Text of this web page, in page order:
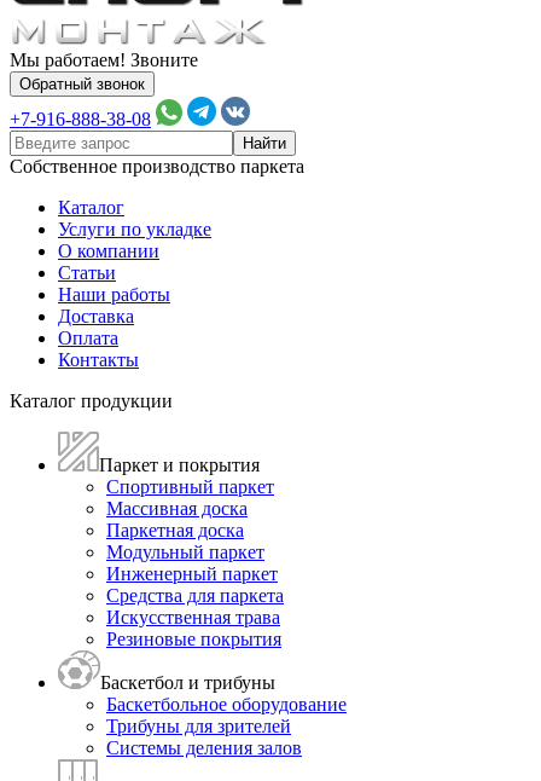
Мы работаем! Звоните
Обратный звонок
+7-916-888-38-08
Собственное производство паркета
Каталог
Услуги по укладке
О компании
Статьи
Наши работы
Доставка
Оплата
Контакты
Каталог продукции
Паркет и покрытия
Спортивный паркет
Массивная доска
Паркетная доска
Модульный паркет
Инженерный паркет
Средства для паркета
Искусственная трава
Резиновые покрытия
Баскетбол и трибуны
Баскетбольное оборудование
Трибуны для зрителей
Системы деления залов